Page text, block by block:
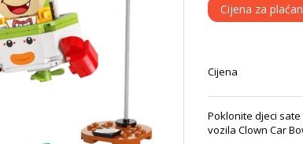
Cijena za
Cijena
Poklonite djeci
vozila Clown Car